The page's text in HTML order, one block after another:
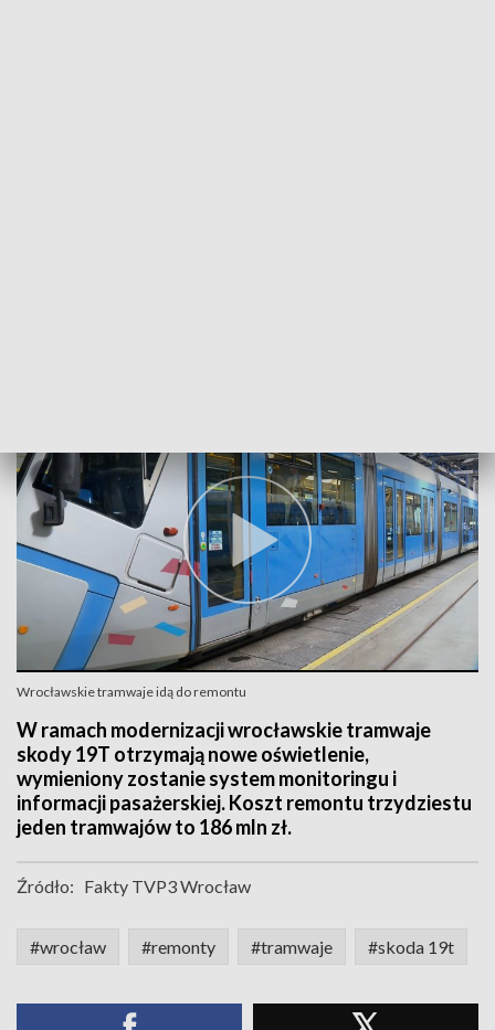
Wrocławskie tramwaje idą do remontu
W ramach modernizacji wrocławskie tramwaje
skody 19T otrzymają nowe oświetlenie,
wymieniony zostanie system monitoringu i
informacji pasażerskiej. Koszt remontu trzydziestu
jeden tramwajów to 186 mln zł.
Źródło: Fakty TVP3 Wrocław
#wrocław #remonty #tramwaje #skoda 19t